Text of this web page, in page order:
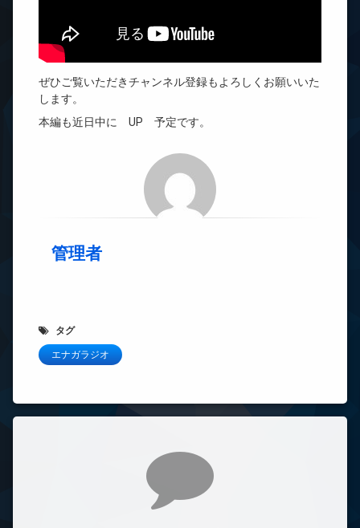
ぜひご覧いただきチャンネル登録もよろしくお願いいた
します。
本編も近日中に UP 予定です。
管理者
タグ
エナガラジオ